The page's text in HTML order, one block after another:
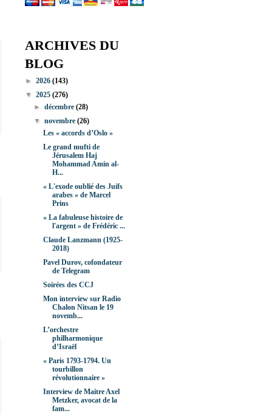
ARCHIVES DU
BLOG
► 2026 (143)
▼ 2025 (276)
►décembre(28)
▼novembre(26)
Les « accords d’Oslo »
Le grand mufti de
Jérusalem Haj
Mohammad Amin al-
H...
« L'exode oublié des Juifs
arabes » de Marcel
Prins
« La fabuleuse histoire de
l'argent » de Frédéric ...
Claude Lanzmann (1925-
2018)
Pavel Durov, cofondateur
de Telegram
Soirées des CCJ
Mon interview sur Radio
Chalon Nitsan le 19
novemb...
L’orchestre
philharmonique
d’Israël
« Paris 1793-1794. Un
tourbillon
révolutionnaire »
Interview de Maitre Axel
Metzker, avocat de la
fam...